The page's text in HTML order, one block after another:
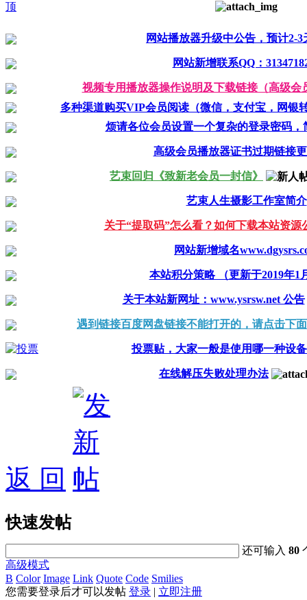
网站播放器升级中公告，预计2-3
网站新增联系QQ：
视频专用播放器操作说明及下载链接（高级会
多种渠道购买VIP会员阅读（微信，支付宝，网银
烦请各位会员设置一个复杂的登录密码，
高级会员播放器证书过期链接
艺束回归《致新老会员一封信》
艺束人生摄影工作室简介
关于“提取码”怎么看？如何下载本站资源
网站新增域名
本站积分策略 （更新于2019年1
关于本站新网址：www.ysrsw.net 公告
遇到链接百度网盘链接不能打开的，请点击下
投票贴，大家一般是使用哪一种设
在线解压失败处理办法
返 回
快速发帖
还可输入80
高级模式
B Color Image Link Quote Code Smilies
您需要登录后才可以发帖 登录 | 立即注册